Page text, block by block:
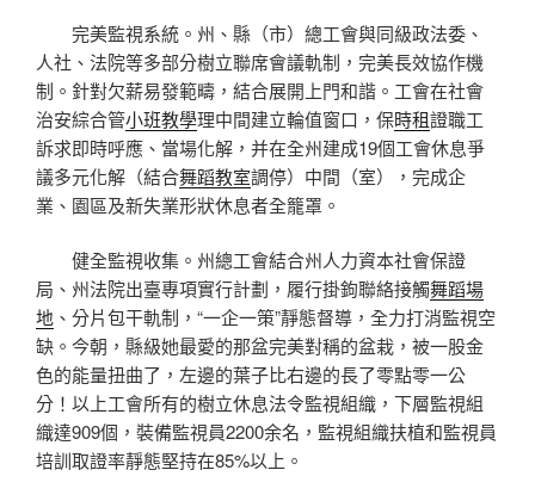
完美監視系統。州、縣（市）總工會與同級政法委、
人社、法院等多部分樹立聯席會議軌制，完美長效協作機
制。針對欠薪易發範疇，結合展開上門和諧。工會在社會
治安綜合管小班教學理中間建立輪值窗口，保時租證職工
訴求即時呼應、當場化解，并在全州建成19個工會休息爭
議多元化解（結合舞蹈教室調停）中間（室），完成企
業、園區及新失業形狀休息者全籠罩。
健全監視收集。州總工會結合州人力資本社會保證
局、州法院出臺專項實行計劃，履行掛鉤聯絡接觸舞蹈場
地 、分片包干軌制，“一企一策”靜態督導，全力打消監視空
缺。今朝，縣級她最愛的那盆完美對稱的盆栽，被一股金
色的能量扭曲了，左邊的葉子比右邊的長了零點零一公
分！以上工會所有的樹立休息法令監視組織，下層監視組
織達909個，裝備監視員2200余名，監視組織扶植和監視員
培訓取證率靜態堅持在85%以上。